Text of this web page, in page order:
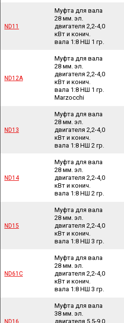
ND11
Муфта для вала
28 мм. эл.
двигателя 2,2-4,0
кВт и конич.
вала 1:8 НШ 1 гр.
ND12A
Муфта для вала
28 мм. эл.
двигателя 2,2-4,0
кВт и конич.
вала 1:8 НШ 1 гр.
Marzocchi
ND13
Муфта для вала
28 мм. эл.
двигателя 2,2-4,0
кВт и конич.
вала 1:8 НШ 2 гр.
ND14
Муфта для вала
28 мм. эл.
двигателя 2,2-4,0
кВт и конич.
вала 1:8 НШ 2 гр.
ND15
Муфта для вала
28 мм. эл.
двигателя 2,2-4,0
кВт и конич.
вала 1:8 НШ 3 гр.
ND61C
Муфта для вала
28 мм. эл.
двигателя 2,2-4,0
кВт и конич.
вала 1:8 НШ 3 гр.
Муфта для вала
38 мм. эл.
двигателя 5,5-9,0
ND11
ND12A
ND13
ND14
ND15
ND61C